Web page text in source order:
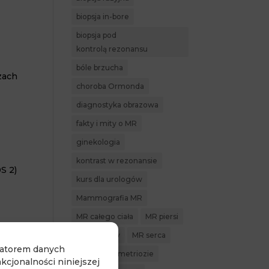
danych
niniejszej
2)
biopsja in-bore
biopsja pod
kontrolą rezonansu
bóle brzucha
choroba Ormonda
diagnostyka obrazowa
fakty i mity o MR
ginekologia
kontrast w rezonansie
kurs dla urologów
Mammografia MR
MR całego ciała MR piersi
MR prostaty MR serca
MR w endometriozie